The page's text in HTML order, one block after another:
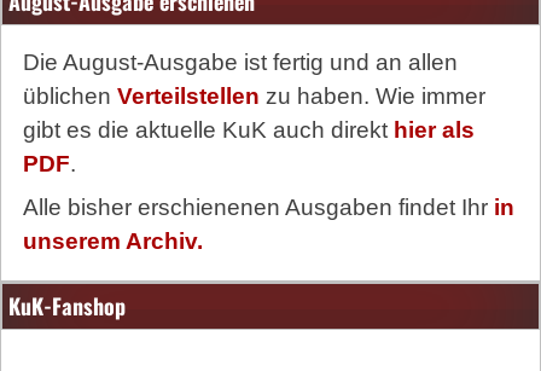
Die August-Ausgabe ist fertig und an allen
üblichen Verteilstellen zu haben. Wie immer
gibt es die aktuelle KuK auch direkt hier als
PDF.
Alle bisher erschienenen Ausgaben findet Ihr in
unserem Archiv.
KuK-Fanshop